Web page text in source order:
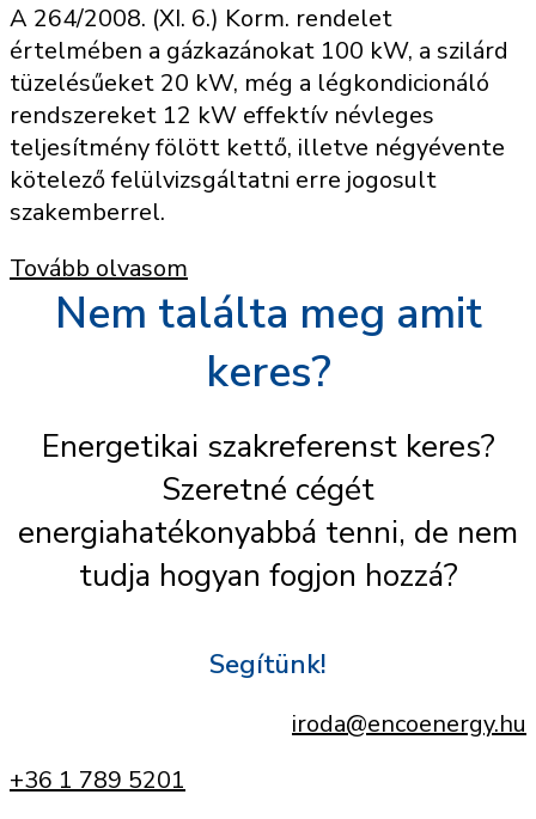
A 264/2008. (XI. 6.) Korm. rendelet
értelmében a gázkazánokat 100 kW, a szilárd
tüzelésűeket 20 kW, még a légkondicionáló
rendszereket 12 kW effektív névleges
teljesítmény fölött kettő, illetve négyévente
kötelező felülvizsgáltatni erre jogosult
szakemberrel.
Tovább olvasom
Nem találta meg amit
keres?
Energetikai szakreferenst keres?
Szeretné cégét
energiahatékonyabbá tenni, de nem
tudja hogyan fogjon hozzá?
Segítünk!
iroda@encoenergy.hu
+36 1 789 5201